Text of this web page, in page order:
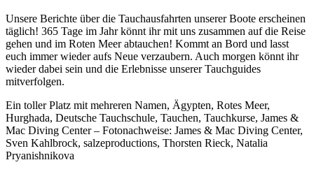
Unsere Berichte über die Tauchausfahrten unserer Boote erscheinen
täglich! 365 Tage im Jahr könnt ihr mit uns zusammen auf die Reise
gehen und im Roten Meer abtauchen! Kommt an Bord und lasst
euch immer wieder aufs Neue verzaubern. Auch morgen könnt ihr
wieder dabei sein und die Erlebnisse unserer Tauchguides
mitverfolgen.
Ein toller Platz mit mehreren Namen, Ägypten, Rotes Meer,
Hurghada, Deutsche Tauchschule, Tauchen, Tauchkurse, James &
Mac Diving Center – Fotonachweise: James & Mac Diving Center,
Sven Kahlbrock, salzeproductions, Thorsten Rieck, Natalia
Pryanishnikova